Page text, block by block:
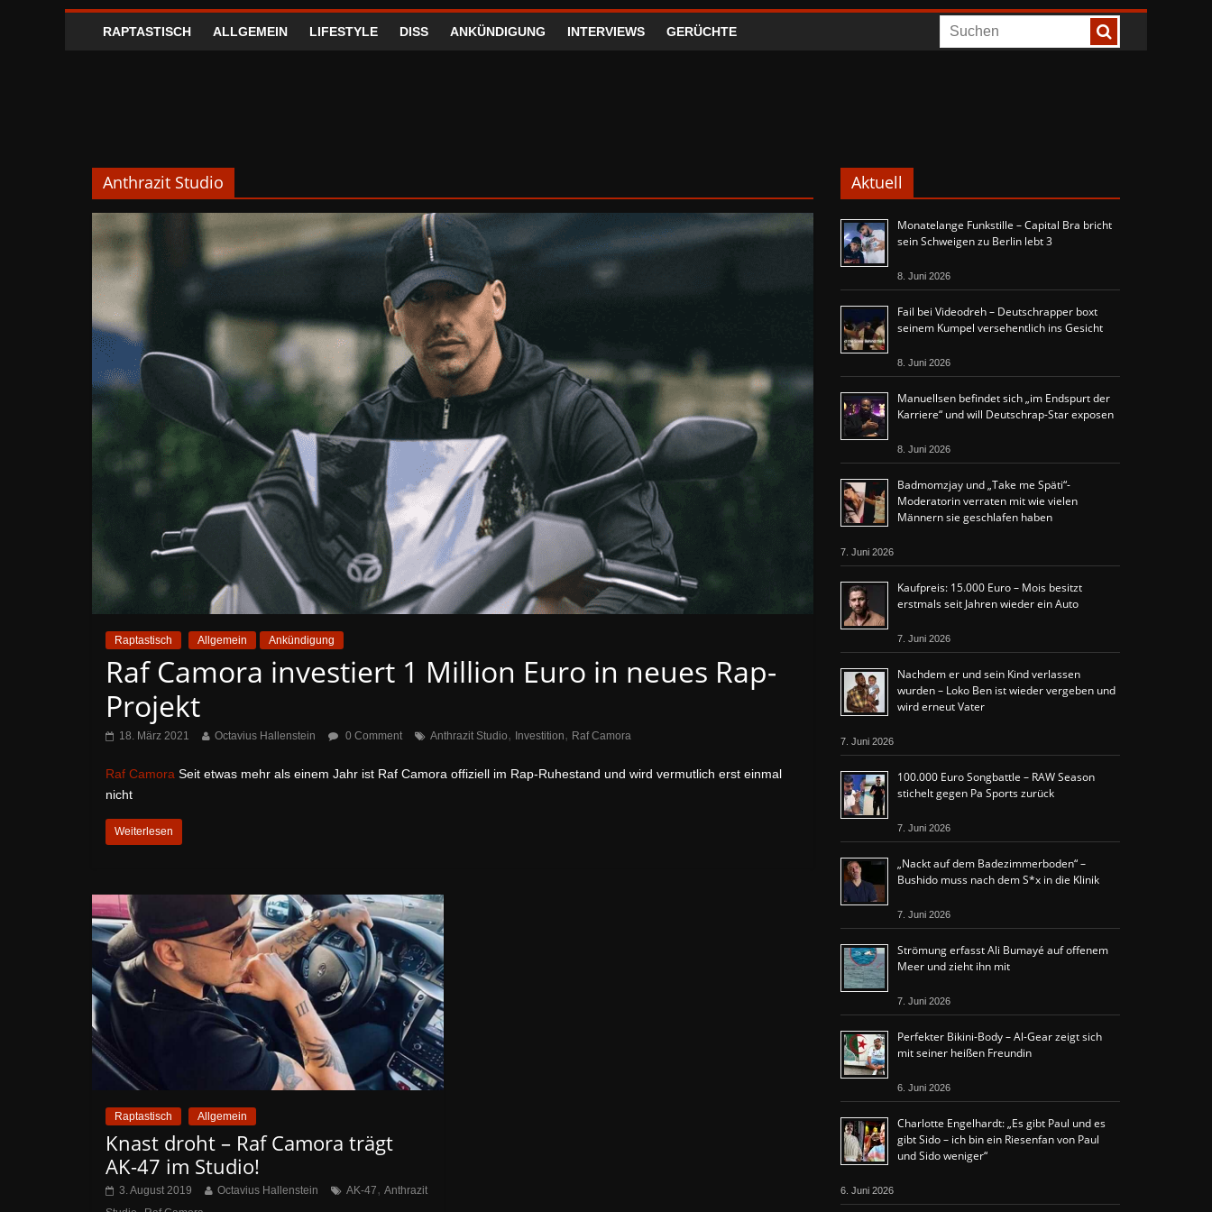
RAPTASTISCH ALLGEMEIN LIFESTYLE DISS ANKÜNDIGUNG INTERVIEWS GERÜCHTE
Anthrazit Studio
Raptastisch Allgemein Ankündigung
Raf Camora investiert 1 Million Euro in neues Rap-
Projekt
18. März 2021 Octavius Hallenstein 0 Comment Anthrazit Studio, Investition, Raf Camora
Raf Camora Seit etwas mehr als einem Jahr ist Raf Camora offiziell im Rap-Ruhestand und wird vermutlich erst einmal
nicht
Weiterlesen
Raptastisch Allgemein
Knast droht – Raf Camora trägt
AK-47 im Studio!
3. August 2019 Octavius Hallenstein AK-47, Anthrazit
Aktuell
Monatelange Funkstille – Capital Bra bricht
sein Schweigen zu Berlin lebt 3
8. Juni 2026
Fail bei Videodreh – Deutschrapper boxt
seinem Kumpel versehentlich ins Gesicht
8. Juni 2026
Manuellsen befindet sich „im Endspurt der
Karriere“ und will Deutschrap-Star exposen
8. Juni 2026
Badmomzjay und „Take me Späti“-
Moderatorin verraten mit wie vielen
Männern sie geschlafen haben
7. Juni 2026
Kaufpreis: 15.000 Euro – Mois besitzt
erstmals seit Jahren wieder ein Auto
7. Juni 2026
Nachdem er und sein Kind verlassen
wurden – Loko Ben ist wieder vergeben und
wird erneut Vater
7. Juni 2026
100.000 Euro Songbattle – RAW Season
stichelt gegen Pa Sports zurück
7. Juni 2026
„Nackt auf dem Badezimmerboden“ –
Bushido muss nach dem S*x in die Klinik
7. Juni 2026
Strömung erfasst Ali Bumayé auf offenem
Meer und zieht ihn mit
7. Juni 2026
Perfekter Bikini-Body – Al-Gear zeigt sich
mit seiner heißen Freundin
6. Juni 2026
Charlotte Engelhardt: „Es gibt Paul und es
gibt Sido – ich bin ein Riesenfan von Paul
und Sido weniger“
6. Juni 2026